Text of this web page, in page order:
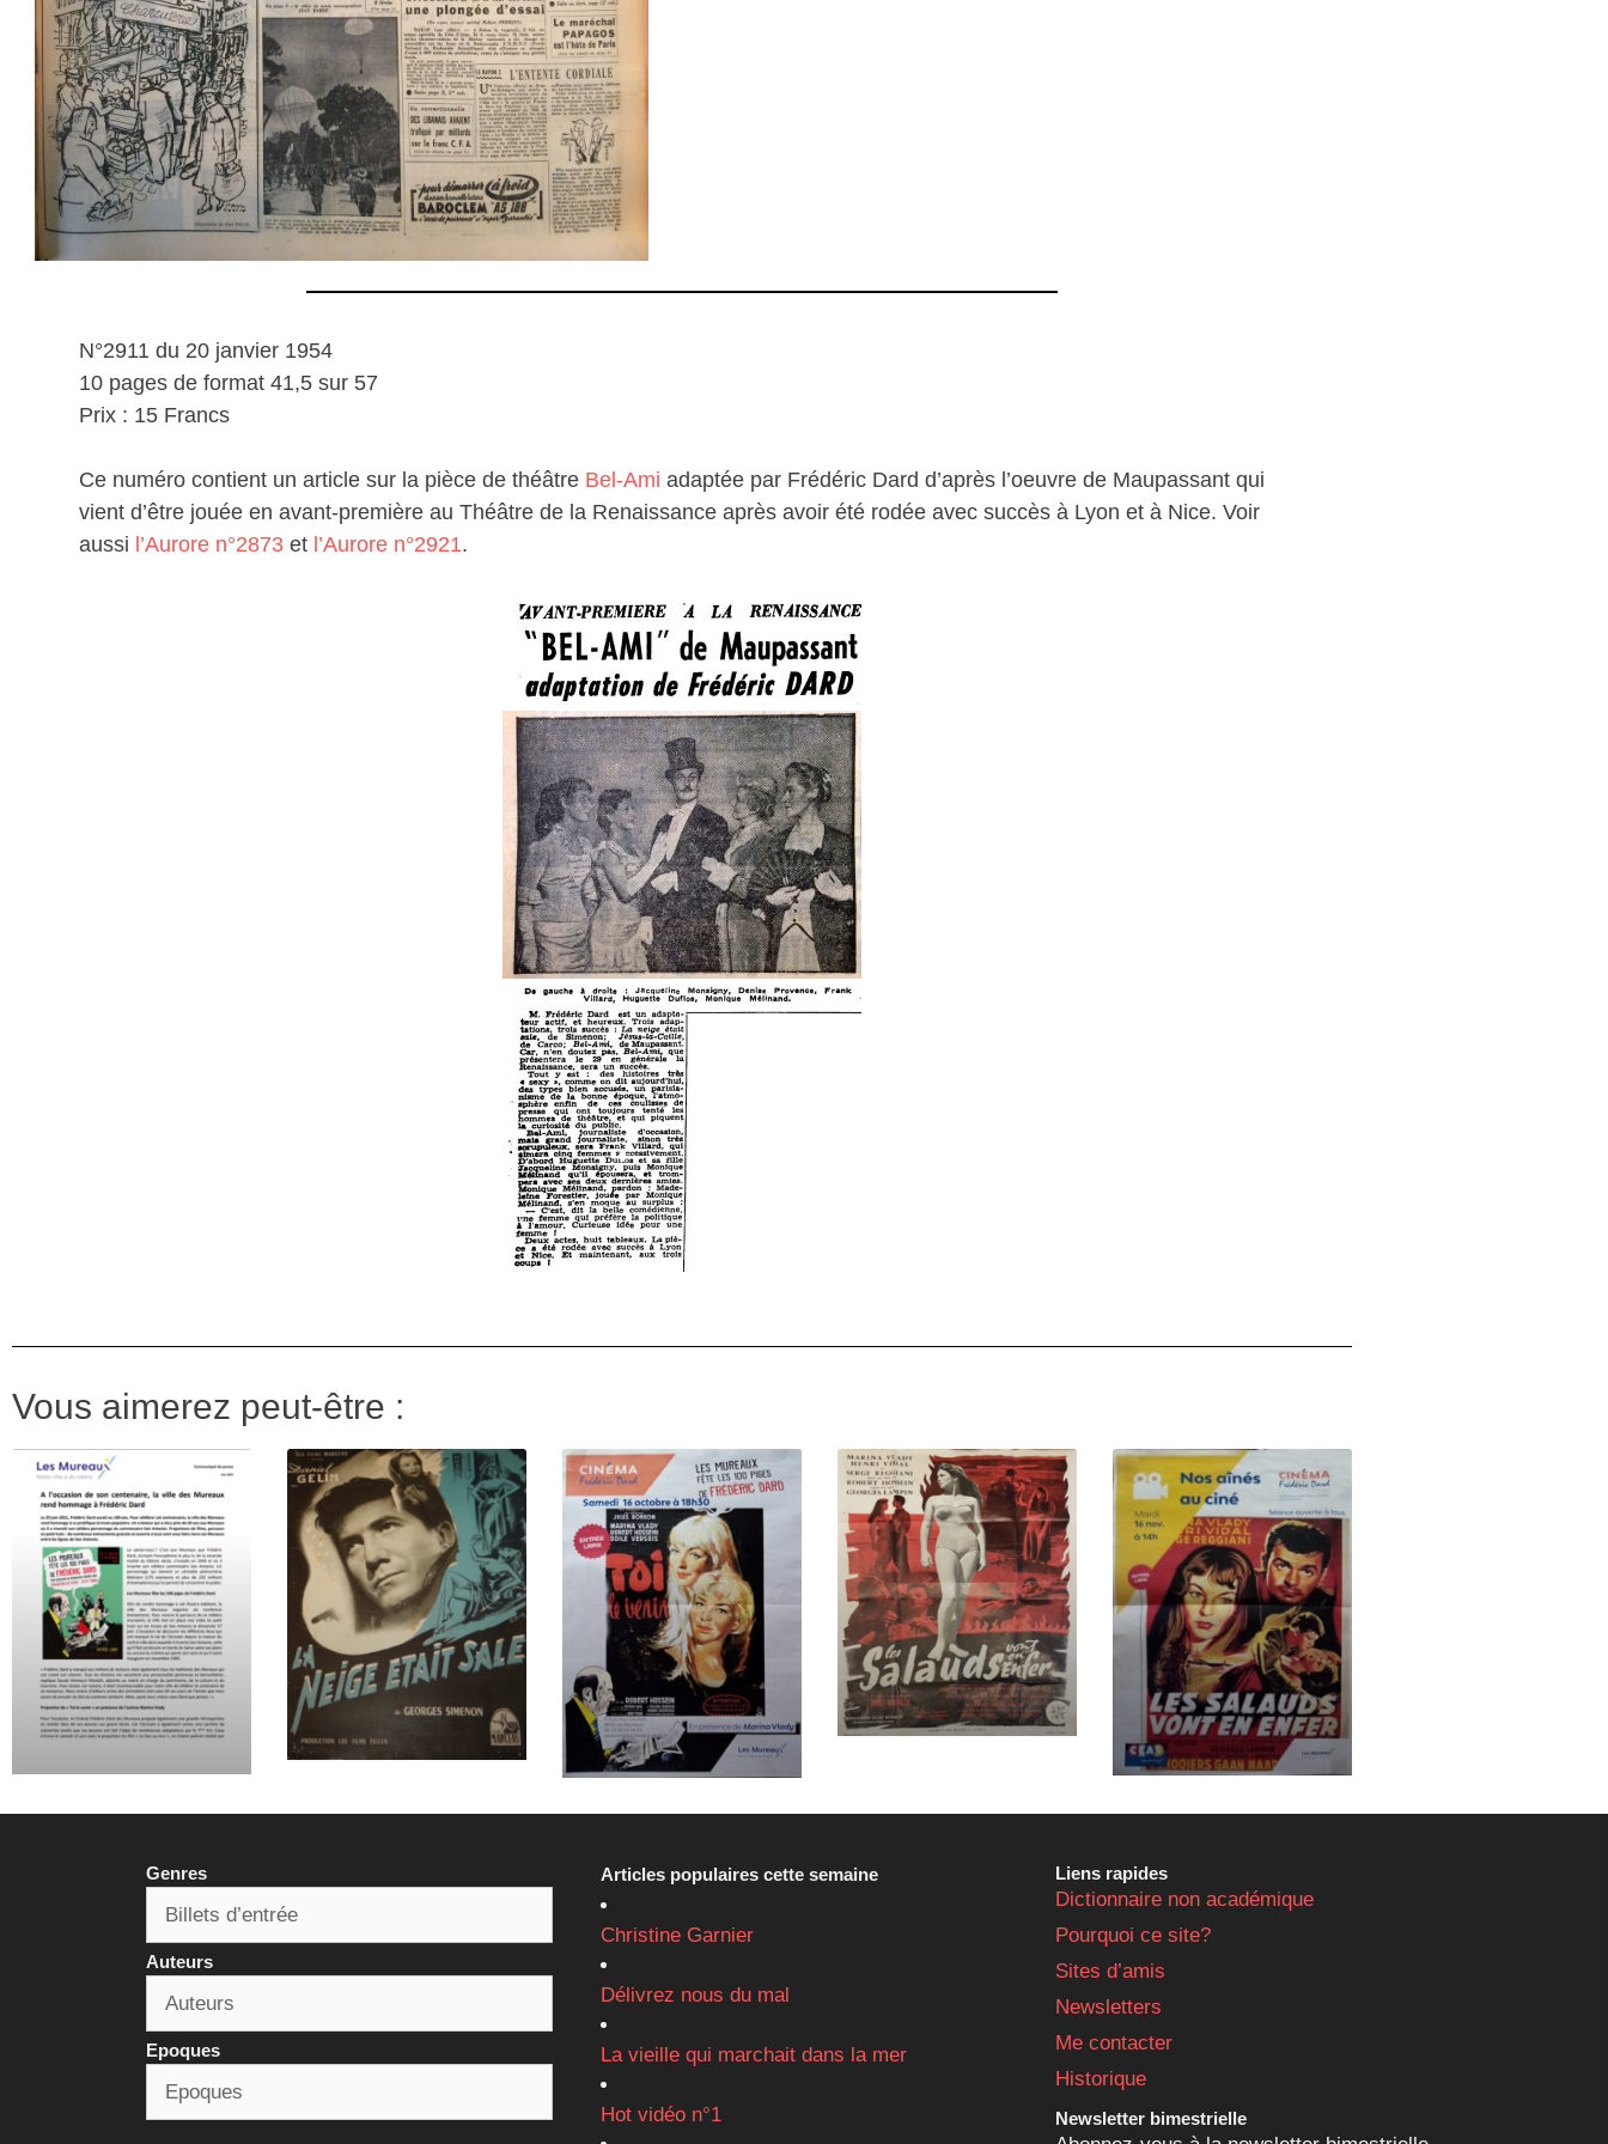
N°2911 du 20 janvier 1954
10 pages de format 41,5 sur 57
Prix : 15 Francs
Ce numéro contient un article sur la pièce de théâtre Bel-Ami adaptée par Frédéric Dard d’après l’oeuvre de Maupassant qui
vient d’être jouée en avant-première au Théâtre de la Renaissance après avoir été rodée avec succès à Lyon et à Nice. Voir
aussi l’Aurore n°2873 et l’Aurore n°2921.
Vous aimerez peut-être :
Genres
Auteurs
Epoques
Articles populaires cette semaine
Christine Garnier
Délivrez nous du mal
La vieille qui marchait dans la mer
Hot vidéo n°1
Liens rapides
Dictionnaire non académique
Pourquoi ce site?
Sites d’amis
Newsletters
Me contacter
Historique
Newsletter bimestrielle